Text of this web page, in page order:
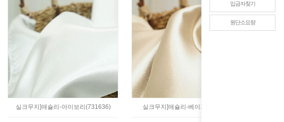
입금자찾기
원단소요량
실크무지]애슐리-아이보리(731636) 실크무지]애슐리-베이지(731634)